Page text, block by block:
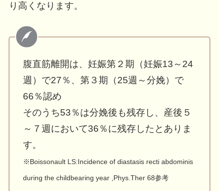
り高くなります。
腹直筋離開は、妊娠第２期（妊娠13～24
週）で27％、第３期（25週～分娩）で
66％認め
そのうち53％は分娩後も残存し、産後５
～７週において36％に残存したとありま
す。
※Boissonault LS:Incidence of diastasis recti abdominis
during the childbearing year ,Phys.Ther 68参考